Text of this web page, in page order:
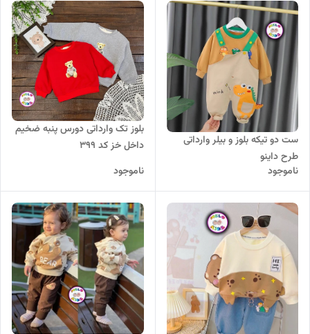
ست دو تیکه بلوز و بیلر وارداتی
طرح داینو
ناموجود
بلوز تک وارداتی دورس پنبه ضخیم
داخل خز کد 399
ناموجود